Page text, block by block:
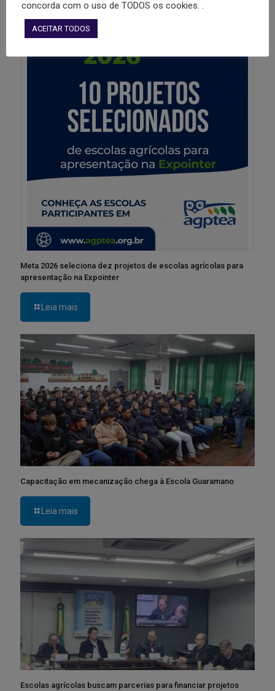
Meta 2026 seleciona dez projetos de escolas agrícolas para
apresentação na Expointer
Leia mais
Capacitação em mecanização chega à Escola Guaramano
Leia mais
Escolas agrícolas buscam parcerias para financiar projetos
concorda com o uso de TODOS os cookies. .
ACEITAR TODOS